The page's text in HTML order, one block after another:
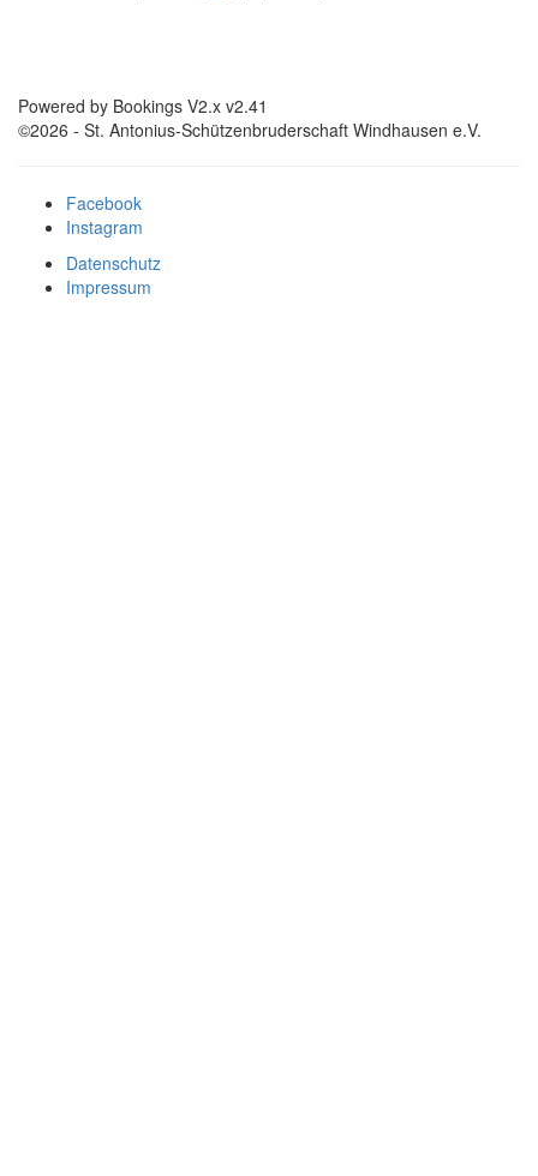
Powered by Bookings V2.x v2.41
©2026 - St. Antonius-Schützenbruderschaft Windhausen e.V.
Facebook
Instagram
Datenschutz
Impressum